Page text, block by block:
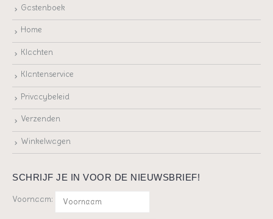
Gastenboek
Home
Klachten
Klantenservice
Privacybeleid
Verzenden
Winkelwagen
SCHRIJF JE IN VOOR DE NIEUWSBRIEF!
Voornaam: